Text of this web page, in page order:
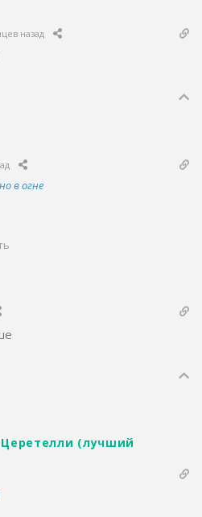
назад
в огне
(лучший